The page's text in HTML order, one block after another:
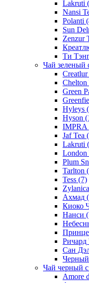
Lakruti
Nansi
Polanti
Sun
Zenzur
Ти
Чай зеленый
Creatlur
Chelton
Green
Hyleys
Hyson
IMPRA
Jaf Tea
Lakruti
London
Plum
Tarlton
Tess (7)
Zylanica
Ахмад
Киоко
Нанси
Ричард
Сан
Чай черный
Amore